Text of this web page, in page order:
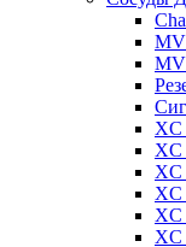
XC
XC
XC
XC
XC
XC